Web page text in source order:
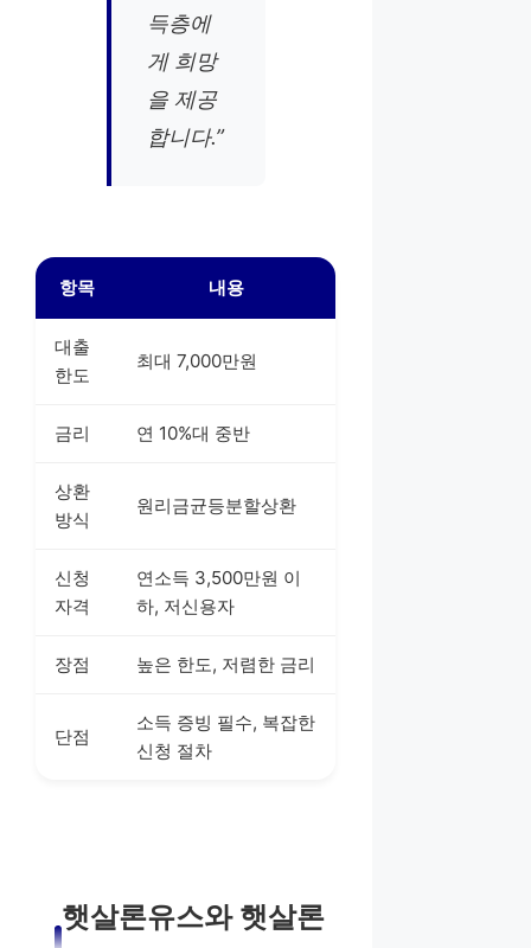
득층에
게 희망
을 제공
합니다.”
항목 내용
대출
한도
최대 7,000만원
금리 연 10%대 중반
상환
방식
원리금균등분할상환
신청
자격
연소득 3,500만원 이
하, 저신용자
장점 높은 한도, 저렴한 금리
단점
소득 증빙 필수, 복잡한
신청 절차
햇살론유스와 햇살론